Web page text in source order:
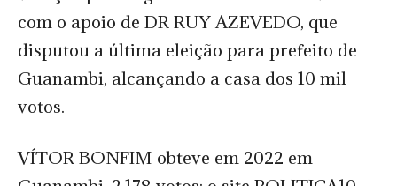
com o apoio de DR RUY AZEVEDO, que
disputou a última eleição para prefeito de
Guanambi, alcançando a casa dos 10 mil
votos.
VÍTOR BONFIM obteve em 2022 em